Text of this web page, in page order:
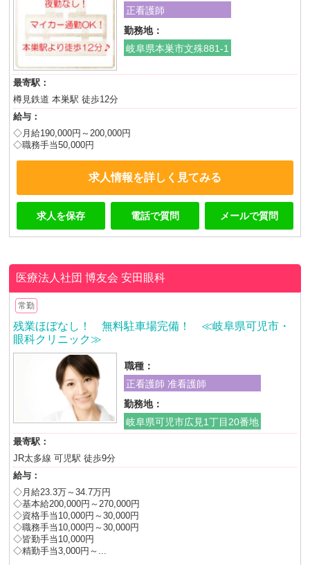
正看護師
勤務地：
岐阜県本巣市文殊881-1
最寄駅：
樽見鉄道 本巣駅 徒歩12分
給与：
◇月給190,000円～200,000円
◇職務手当50,000円
求人情報を詳しく見てみる
求人を保存 電話で質問 メールで質問
医療法人社団 博友会安田眼科
常勤
残業ほぼなし！ 無料駐車場完備！ ≪岐阜県可児市・
眼科クリニック≫
職種：
正看護師 准看護師
勤務地：
岐阜県可児市広見1丁目20番地
最寄駅：
JR太多線 可児駅 徒歩9分
給与：
◇月給23.3万～34.7万円
◇基本給200,000円～270,000円
◇資格手当10,000円～30,000円
◇職務手当10,000円～30,000円
◇皆勤手当10,000円
◇精勤手当3,000円～...